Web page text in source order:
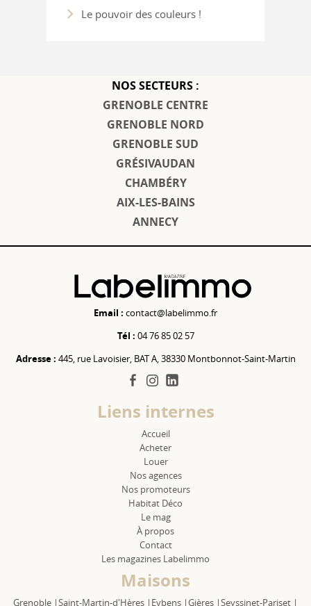
Le pouvoir des couleurs !
NOS SECTEURS :
GRENOBLE CENTRE
GRENOBLE NORD
GRENOBLE SUD
GRÉSIVAUDAN
CHAMBÉRY
AIX-LES-BAINS
ANNECY
Email : contact@labelimmo.fr
Tél : 04 76 85 02 57
Adresse : 445, rue Lavoisier, BAT A, 38330 Montbonnot-Saint-Martin
facebook
instagram
Liens internes
Accueil
Acheter
Louer
Nos agences
Nos promoteurs
Habitat Déco
Le mag
À propos
Contact
Les magazines Labelimmo
Maisons
Grenoble |Saint-Martin-d'Hères | Eybens |Gières |Seyssinet-Pariset |